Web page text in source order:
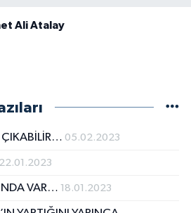
Ali Atalay
ÇIKABİLİR… 05.02.2023
22.01.2023
VAR… 18.01.2023